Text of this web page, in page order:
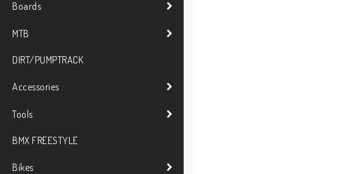
Boards
MTB
DIRT/PUMPTRACK
Accessories
Tools
BMX FREESTYLE
Bikes